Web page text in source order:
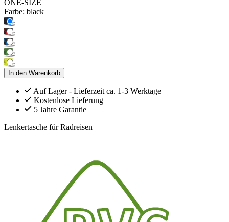
ONE-SIZE
Farbe: black
In den Warenkorb
Auf Lager - Lieferzeit ca. 1-3 Werktage
Kostenlose Lieferung
5 Jahre Garantie
Lenkertasche für Radreisen